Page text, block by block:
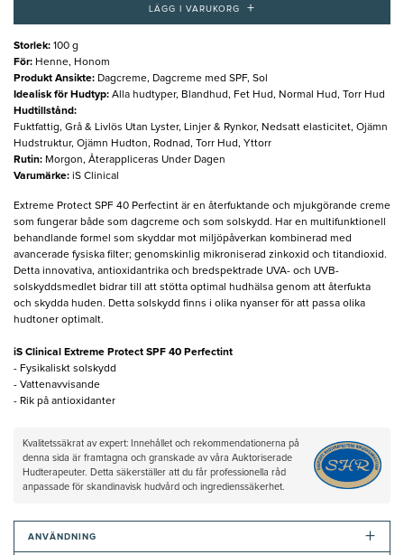
LÄGG I VARUKORG +
Storlek: 100 g
För: Henne, Honom
Produkt Ansikte: Dagcreme, Dagcreme med SPF, Sol
Idealisk för Hudtyp: Alla hudtyper, Blandhud, Fet Hud, Normal Hud, Torr Hud
Hudtillstånd:
Fuktfattig, Grå & Livlös Utan Lyster, Linjer & Rynkor, Nedsatt elasticitet, Ojämn
Hudstruktur, Ojämn Hudton, Rodnad, Torr Hud, Yttorr
Rutin: Morgon, Återappliceras Under Dagen
Varumärke: iS Clinical
Extreme Protect SPF 40 Perfectint är en återfuktande och mjukgörande creme
som fungerar både som dagcreme och som solskydd. Har en multifunktionell
behandlande formel som skyddar mot miljöpåverkan kombinerad med
avancerade fysiska filter; genomskinlig mikroniserad zinkoxid och titandioxid.
Detta innovativa, antioxidantrika och bredspektrade UVA- och UVB-
solskyddsmedlet bidrar till att stötta optimal hudhälsa genom att återfukta
och skydda huden. Detta solskydd finns i olika nyanser för att passa olika
hudtoner optimalt.
iS Clinical Extreme Protect SPF 40 Perfectint
- Fysikaliskt solskydd
- Vattenavvisande
- Rik på antioxidanter
Kvalitetssäkrat av expert: Innehållet och rekommendationerna på
denna sida är framtagna och granskade av våra Auktoriserade
Hudterapeuter. Detta säkerställer att du får professionella råd
anpassade för skandinavisk hudvård och ingredienssäkerhet.
ANVÄNDNING +